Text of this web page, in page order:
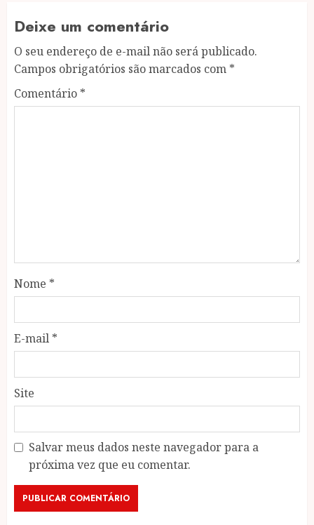
Deixe um comentário
O seu endereço de e-mail não será publicado.
Campos obrigatórios são marcados com *
Comentário *
Nome *
E-mail *
Site
Salvar meus dados neste navegador para a
próxima vez que eu comentar.